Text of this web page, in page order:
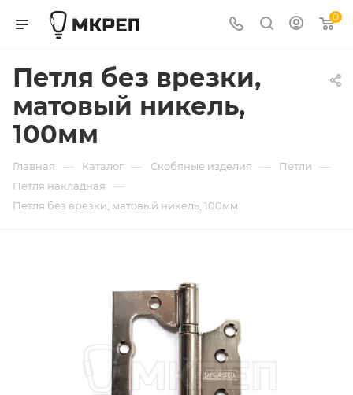
0
Петля без врезки,
матовый никель,
100мм
Главная — Каталог — Скобяные изделия — Петли —
Петля накладная —
Петля без врезки, матовый никель, 100мм